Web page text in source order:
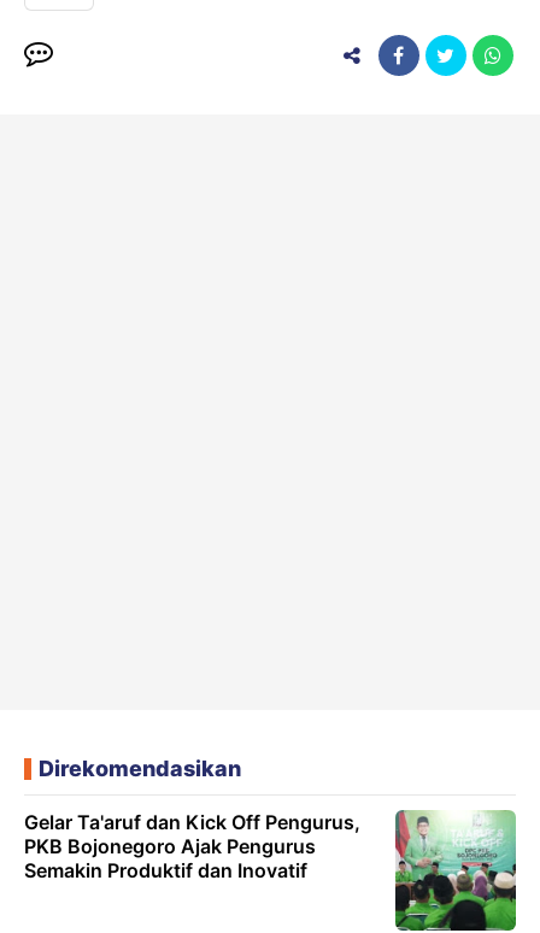
Direkomendasikan
Gelar Ta'aruf dan Kick Off Pengurus,
PKB Bojonegoro Ajak Pengurus
Semakin Produktif dan Inovatif